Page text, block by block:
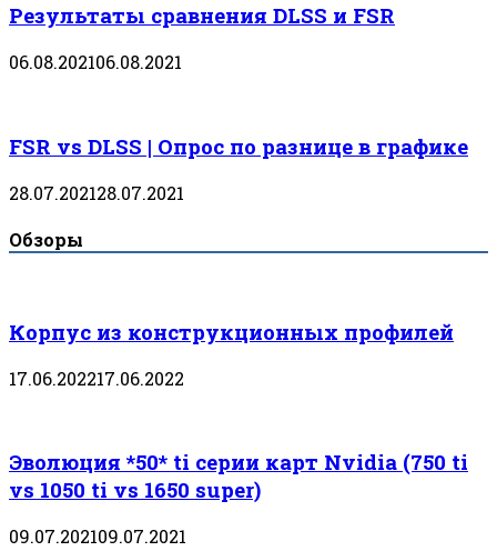
Результаты сравнения DLSS и FSR
06.08.202106.08.2021
FSR vs DLSS | Опрос по разнице в графике
28.07.202128.07.2021
Обзоры
Корпус из конструкционных профилей
17.06.202217.06.2022
Эволюция *50* ti серии карт Nvidia (750 ti
vs 1050 ti vs 1650 super)
09.07.202109.07.2021